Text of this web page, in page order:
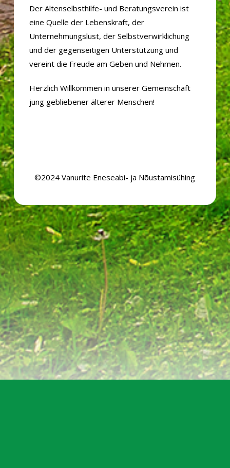
Der Altenselbsthilfe- und Beratungsverein ist
eine Quelle der Lebenskraft, der
Unternehmungslust, der Selbstverwirklichung
und der gegenseitigen Unterstützung und
vereint die Freude am Geben und Nehmen.
Herzlich Willkommen in unserer Gemeinschaft
jung gebliebener älterer Menschen!
©2024 Vanurite Eneseabi- ja Nõustamisühing